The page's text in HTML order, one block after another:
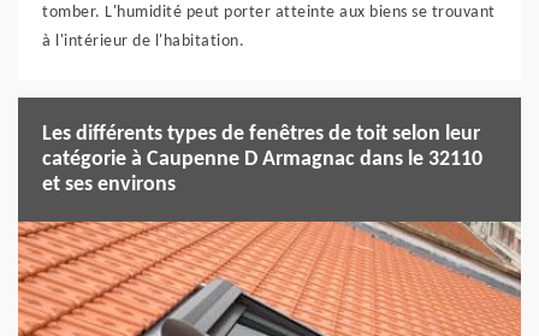
tomber. L'humidité peut porter atteinte aux biens se trouvant
à l'intérieur de l'habitation.
Les différents types de fenêtres de toit selon leur
catégorie à Caupenne D Armagnac dans le 32110
et ses environs